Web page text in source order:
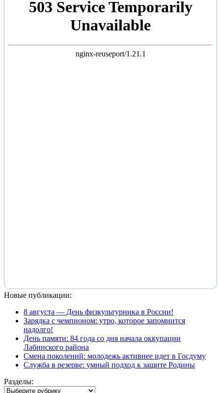
Новые публикации:
8 августа — День физкультурника в России!
Зарядка с чемпионом: утро, которое запомнится
надолго!
День памяти: 84 года со дня начала оккупации
Лабинского района
Смена поколений: молодежь активнее идет в Госдуму
Служба в резерве: умный подход к защите Родины
Разделы:
Разделы: